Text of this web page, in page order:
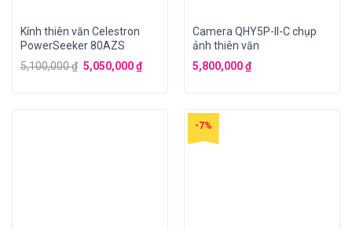
Kính thiên văn Celestron
PowerSeeker 80AZS
5,100,000₫ 5,050,000₫
Camera QHY5P-II-C chụp
ảnh thiên văn
5,800,000₫
-7%